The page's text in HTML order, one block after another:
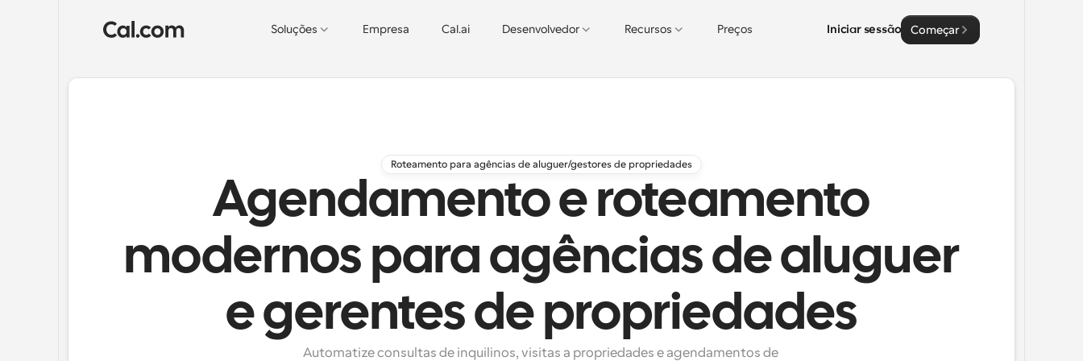
Soluções Empresa Cal.ai Desenvolvedor Recursos Preços Iniciar sessão Começar
Roteamento para agências de aluguer/gestores de propriedades
Agendamento e roteamento
modernos para agências de aluguer
e gerentes de propriedades
Automatize consultas de inquilinos, visitas a propriedades e agendamentos de